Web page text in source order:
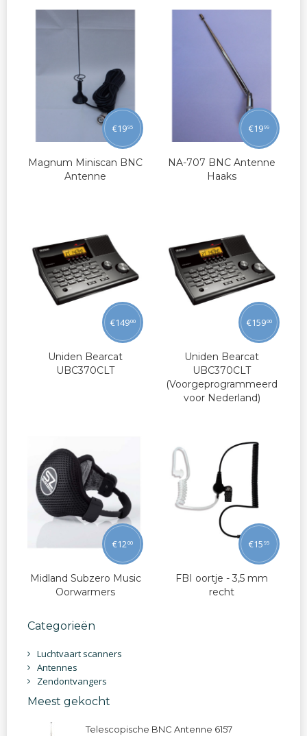
Magnum Miniscan BNC
Antenne
€1995
NA-707 BNC Antenne
Haaks
€1999
Uniden Bearcat
UBC370CLT
€14900
Uniden Bearcat
UBC370CLT
(Voorgeprogrammeerd
voor Nederland)
€15900
Midland Subzero Music
Oorwarmers
€1200
FBI oortje - 3,5 mm
recht
€15 95
Categorieën
Luchtvaart scanners
Antennes
Zendontvangers
Meest gekocht
Telescopische BNC Antenne 6157